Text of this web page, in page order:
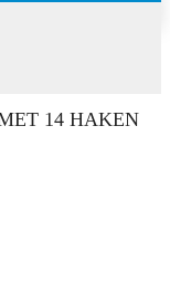
14 HAKEN